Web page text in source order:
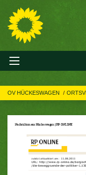
OV HÜCKESWAGEN